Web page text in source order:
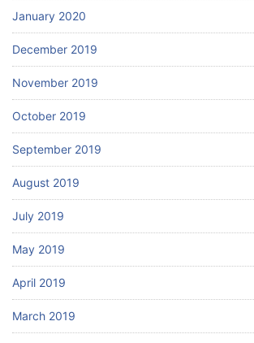
January 2020
December 2019
November 2019
October 2019
September 2019
August 2019
July 2019
May 2019
April 2019
March 2019